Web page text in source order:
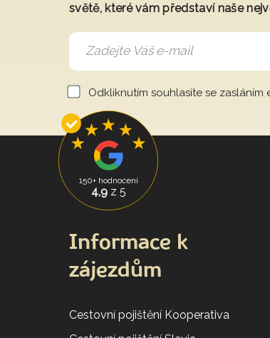
světě, které vám představí naše
Odkliknutím souhlasíte se zasláním
150+ hodnocení
4,9z 5
Informace k
zájezdům
Cestovní pojištění Kooperativa